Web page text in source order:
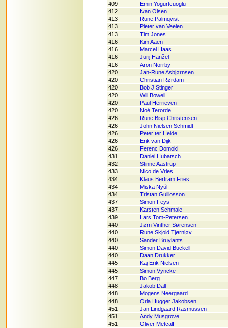
409
Emin Yogurtcuoglu
412
Ivan Olsen
413
Rune Palmqvist
413
Pieter van Veelen
413
Tim Jones
416
Kim Aaen
416
Marcel Haas
416
Jurij Hanžel
416
Aron Norrby
420
Jan-Rune Asbjørnsen
420
Christian Rørdam
420
Bob J Stinger
420
Will Bowell
420
Paul Herrieven
420
Noé Terorde
426
Rune Bisp Christensen
426
John Nielsen Schmidt
426
Peter ter Heide
426
Erik van Dijk
426
Ferenc Domoki
431
Daniel Hubatsch
432
Stinne Aastrup
433
Nico de Vries
434
Klaus Bertram Fries
434
Miska Nyúl
434
Tristan Guillosson
437
Simon Feys
437
Karsten Schmale
439
Lars Tom-Petersen
440
Jørn Vinther Sørensen
440
Rune Skjold Tjørnløv
440
Sander Bruylants
440
Simon David Buckell
440
Daan Drukker
445
Kaj Erik Nielsen
445
Simon Vyncke
447
Bo Berg
448
Jakob Dall
448
Mogens Neergaard
448
Orla Hugger Jakobsen
451
Jan Lindgaard Rasmussen
451
Andy Musgrove
451
Oliver Metcalf